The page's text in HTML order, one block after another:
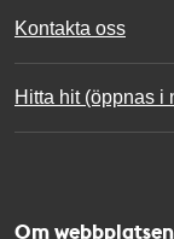
Kontakta oss
Hitta hit (öppnas i
Om webbplatsen